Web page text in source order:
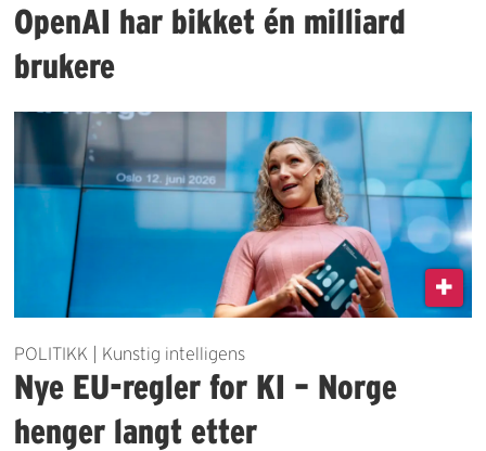
OpenAI har bikket én milliard
brukere
POLITIKK | Kunstig intelligens
Nye EU-regler for KI – Norge
henger langt etter